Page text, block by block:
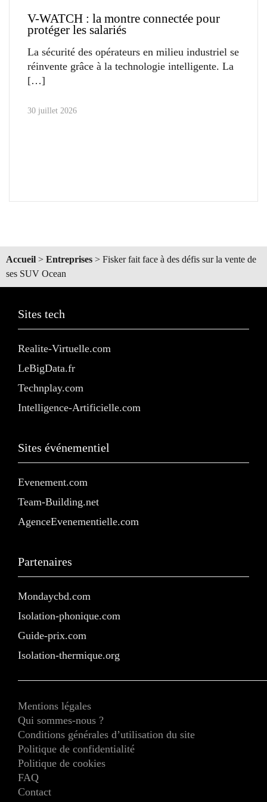
V-WATCH : la montre connectée pour
protéger les salariés
La sécurité des opérateurs en milieu industriel se
réinvente grâce à la technologie intelligente. La
30 juillet 2026
Accueil > Entreprises > Fisker fait face à des défis sur la vente de
ses SUV Ocean
Sites tech
Realite-Virtuelle.com
LeBigData.fr
Technplay.com
Intelligence-Artificielle.com
Sites événementiel
Evenement.com
Team-Building.net
AgenceEvenementielle.com
Partenaires
Mondaycbd.com
Isolation-phonique.com
Guide-prix.com
Isolation-thermique.org
Mentions légales
Qui sommes-nous ?
Conditions générales d’utilisation du site
Politique de confidentialité
Politique de cookies
FAQ
Contact